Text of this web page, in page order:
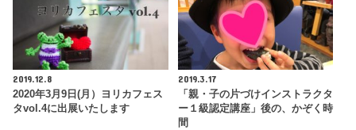
2019.12.8
2020年3月9日(月）ヨリカフェス
タvol.4に出展いたします
2019.3.17
「親・子の片づけインストラクタ
ー１級認定講座」後の、かぞく時
間